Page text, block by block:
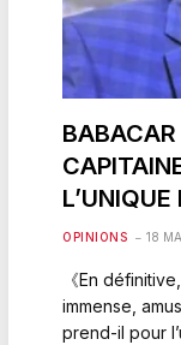
OPINIONS 18
《En
immense,
prend-il pour